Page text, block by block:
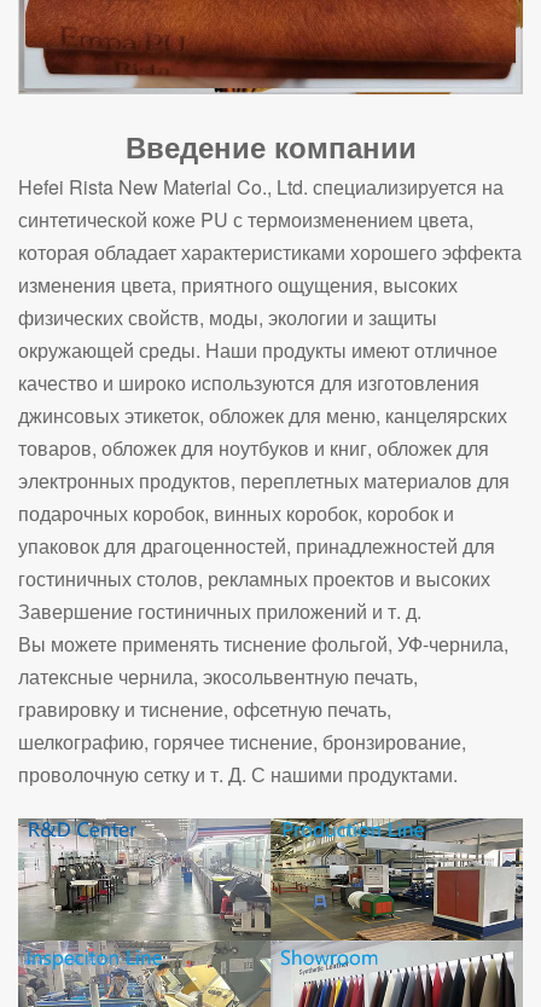
Введение компании
Hefei Rista New Material Co., Ltd. специализируется на
синтетической коже PU с термоизменением цвета,
которая обладает характеристиками хорошего эффекта
изменения цвета, приятного ощущения, высоких
физических свойств, моды, экологии и защиты
окружающей среды. Наши продукты имеют отличное
качество и широко используются для изготовления
джинсовых этикеток, обложек для меню, канцелярских
товаров, обложек для ноутбуков и книг, обложек для
электронных продуктов, переплетных материалов для
подарочных коробок, винных коробок, коробок и
упаковок для драгоценностей, принадлежностей для
гостиничных столов, рекламных проектов и высоких
Завершение гостиничных приложений и т. д.
Вы можете применять тиснение фольгой, УФ-чернила,
латексные чернила, экосольвентную печать,
гравировку и тиснение, офсетную печать,
шелкографию, горячее тиснение, бронзирование,
проволочную сетку и т. Д. С нашими продуктами.